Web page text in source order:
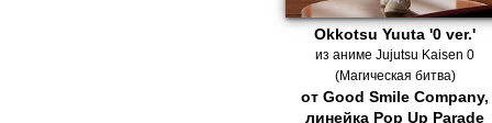
Okkotsu Yuuta '0 ver.'
из аниме Jujutsu Kaisen 0
(Магическая битва)
от Good Smile Company,
линейка Pop Up Parade